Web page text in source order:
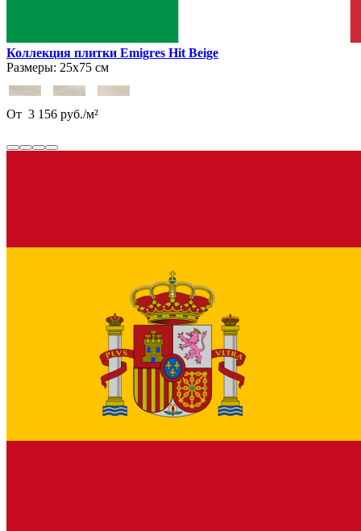
Коллекция плитки Emigres Hit Beige
Размеры: 25х75 см
От 3 156 руб./м²